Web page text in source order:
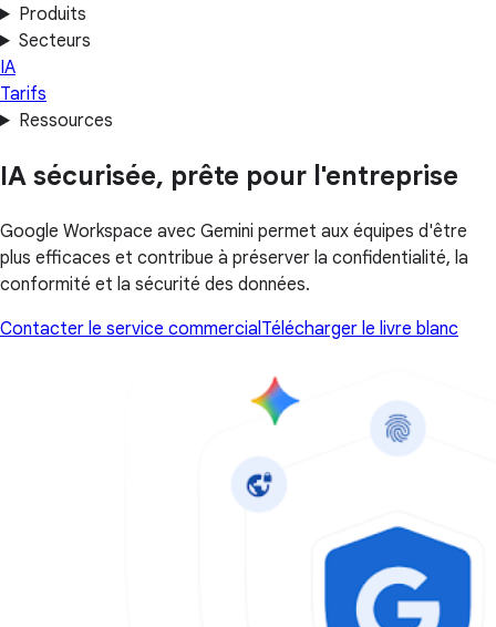
Produits
Secteurs
IA
Tarifs
Ressources
IA sécurisée, prête pour l'entreprise
Google Workspace avec Gemini permet aux équipes d'être
plus efficaces et contribue à préserver la confidentialité, la
conformité et la sécurité des données.
Contacter le service commercial Télécharger le livre blanc